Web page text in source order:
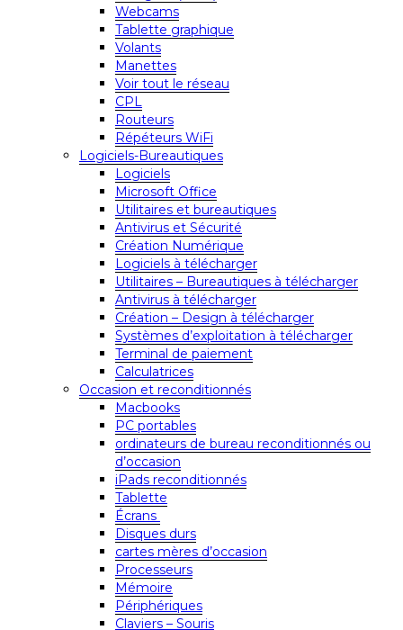
Webcams
Tablette graphique
Volants
Manettes
Voir tout le réseau
CPL
Routeurs
Répéteurs WiFi
Logiciels-Bureautiques
Logiciels
Microsoft Office
Utilitaires et bureautiques
Antivirus et Sécurité
Création Numérique
Logiciels à télécharger
Utilitaires – Bureautiques à télécharger
Antivirus à télécharger
Création – Design à télécharger
Systèmes d’exploitation à télécharger
Terminal de paiement
Calculatrices
Occasion et reconditionnés
Macbooks
PC portables
ordinateurs de bureau reconditionnés ou
d’occasion
iPads reconditionnés
Tablette
Écrans
Disques durs
cartes mères d’occasion
Processeurs
Mémoire
Périphériques
Claviers – Souris